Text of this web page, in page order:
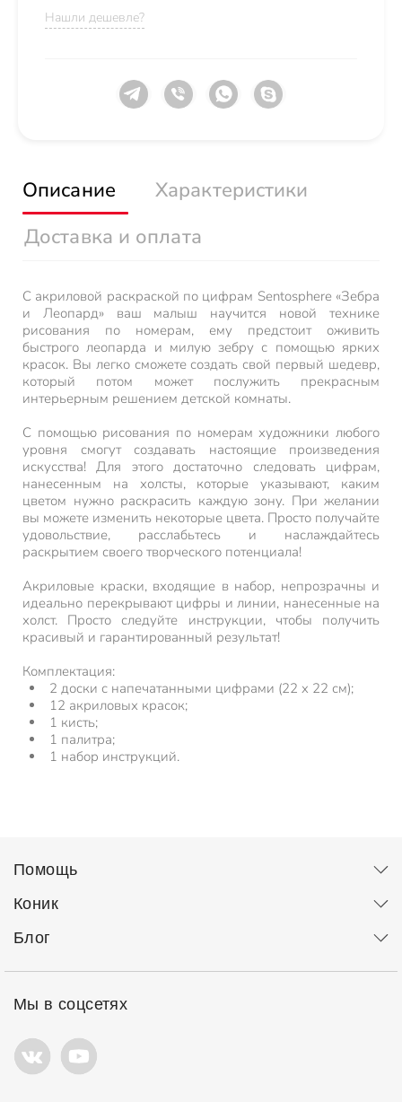
Нашли дешевле?
Описание
Характеристики
Доставка и оплата
С акриловой раскраской по цифрам Sentosphere «Зебра
и Леопард» ваш малыш научится новой технике
рисования по номерам, ему предстоит оживить
быстрого леопарда и милую зебру с помощью ярких
красок. Вы легко сможете создать свой первый шедевр,
который потом может послужить прекрасным
интерьерным решением детской комнаты.
С помощью рисования по номерам художники любого
уровня смогут создавать настоящие произведения
искусства! Для этого достаточно следовать цифрам,
нанесенным на холсты, которые указывают, каким
цветом нужно раскрасить каждую зону. При желании
вы можете изменить некоторые цвета. Просто получайте
удовольствие, расслабьтесь и наслаждайтесь
раскрытием своего творческого потенциала!
Акриловые краски, входящие в набор, непрозрачны и
идеально перекрывают цифры и линии, нанесенные на
холст. Просто следуйте инструкции, чтобы получить
красивый и гарантированный результат!
Комплектация:
2 доски с напечатанными цифрами (22 x 22 см);
12 акриловых красок;
1 кисть;
1 палитра;
1 набор инструкций.
Помощь
Коник
Блог
Мы в соцсетях